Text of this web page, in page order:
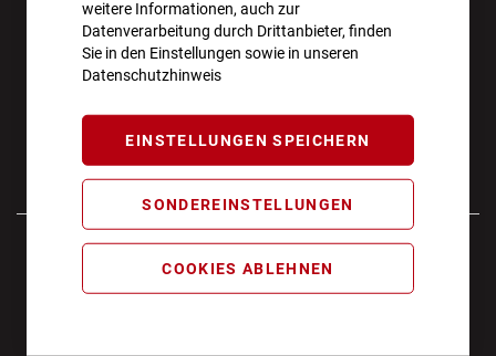
weitere Informationen, auch zur
Datenverarbeitung durch Drittanbieter, finden
Sie in den Einstellungen sowie in unseren
Datenschutzhinweis
EINSTELLUNGEN SPEICHERN
SONDEREINSTELLUNGEN
COOKIES ABLEHNEN
ÖFFNUNGSZEITEN
Montag - Freitag 10:00 - 18:00
Samstag 10:00 - 16:00